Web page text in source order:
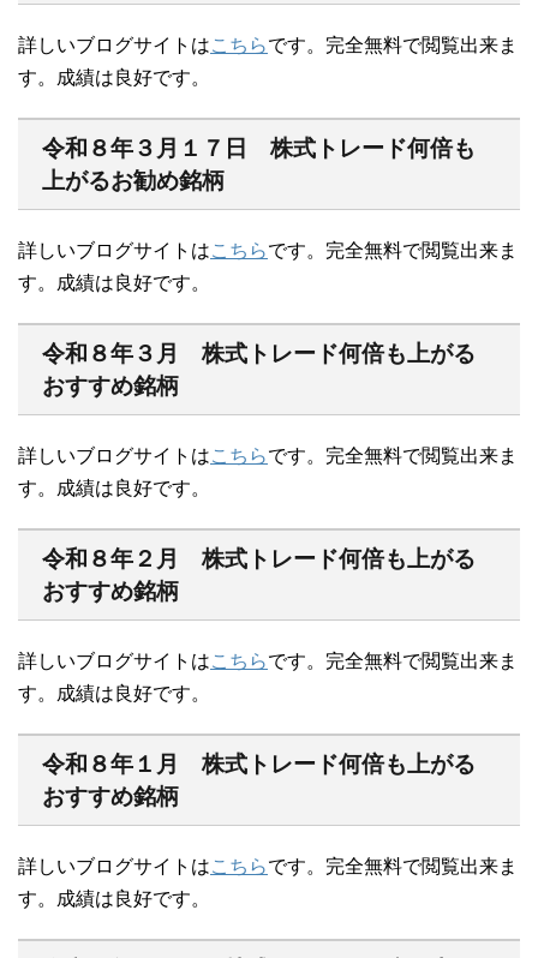
詳しいブログサイトはこちらです。完全無料で閲覧出来ま
す。成績は良好です。
令和８年３月１７日 株式トレード何倍も
上がるお勧め銘柄
詳しいブログサイトはこちらです。完全無料で閲覧出来ま
す。成績は良好です。
令和８年３月 株式トレード何倍も上がる
おすすめ銘柄
詳しいブログサイトはこちらです。完全無料で閲覧出来ま
す。成績は良好です。
令和８年２月 株式トレード何倍も上がる
おすすめ銘柄
詳しいブログサイトはこちらです。完全無料で閲覧出来ま
す。成績は良好です。
令和８年１月 株式トレード何倍も上がる
おすすめ銘柄
詳しいブログサイトはこちらです。完全無料で閲覧出来ま
す。成績は良好です。